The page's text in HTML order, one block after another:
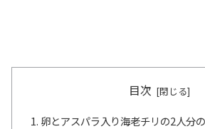
目次
卵とアスパラ入り海老チリの2人分